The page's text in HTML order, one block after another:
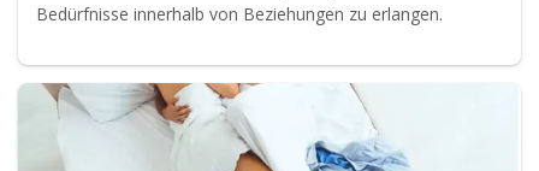
Bedürfnisse innerhalb von Beziehungen zu erlangen.